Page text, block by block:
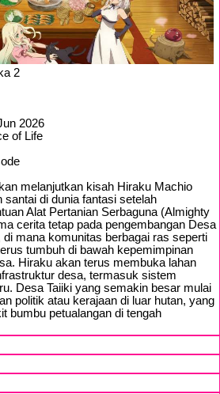
2
2026
of Life
melanjutkan kisah Hiraku Machio
santai di dunia fantasi setelah
Alat Pertanian Serbaguna (Almighty
cerita tetap pada pengembangan Desa
di mana komunitas berbagai ras seperti
tumbuh di bawah kepemimpinan
Hiraku akan terus membuka lahan
desa, termasuk sistem
Desa Taiiki yang semakin besar mulai
politik atau kerajaan di luar hutan, yang
bumbu petualangan di tengah